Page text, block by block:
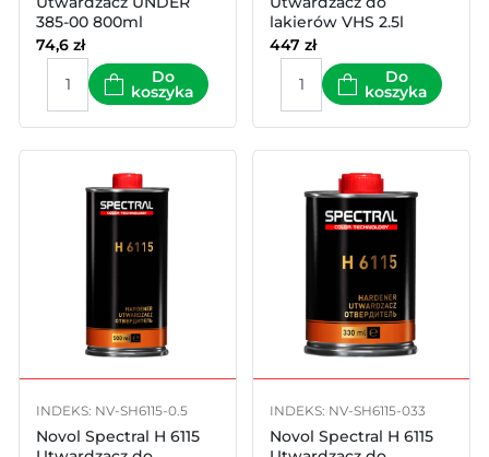
385-00 800ml
74,6 zł
Do
koszyka
lakierów VHS 2.5l
447 zł
Do
koszyka
INDEKS: NV-SH6115-0.5
Novol Spectral H 6115
INDEKS: NV-SH6115-033
Novol Spectral H 6115